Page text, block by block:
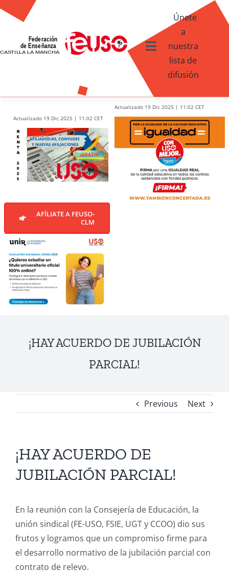
Skip
content
Toggle
Navigation
Contacto
Únete
a
nuestra
lista de
difusión
Actualizado 19 Dic 2025 | 11:02 CET
Actualizado 19 Dic 2025 | 11:02 CET
AFÍLIATE A FEUSO-
CLM
¡HAY ACUERDO DE JUBILACIÓN
PARCIAL!
Previous Next
¡HAY ACUERDO DE
JUBILACIÓN PARCIAL!
En la reunión con la Consejería de Educación, la
unión sindical (FE-USO, FSIE, UGT y CCOO) dio sus
frutos y logramos que un compromiso firme para
el desarrollo normativo de la jubilación parcial con
contrato de relevo.